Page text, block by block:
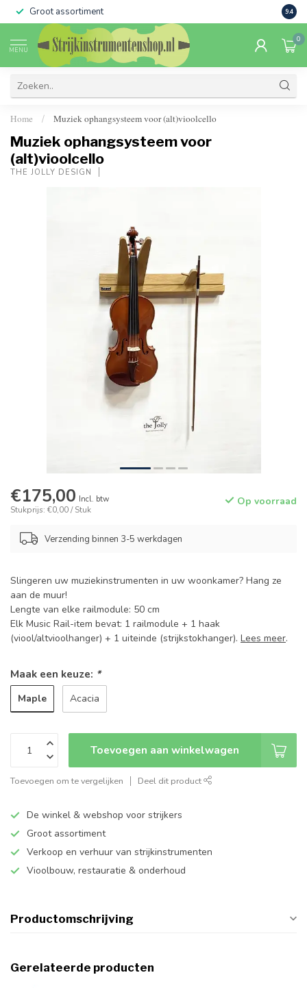
Groot assortiment 9.4
MENU
0
Home / Muziek ophangsysteem voor (alt)vioolcello
Muziek ophangsysteem voor
(alt)vioolcello
THE JOLLY DESIGN
€175,00 Incl. btw
Stukprijs: €0,00 / Stuk
Op voorraad
Verzending binnen 3-5 werkdagen
Slingeren uw muziekinstrumenten in uw woonkamer? Hang ze
aan de muur!
Lengte van elke railmodule: 50 cm
Elk Music Rail-item bevat: 1 railmodule + 1 haak
(viool/altvioolhanger) + 1 uiteinde (strijkstokhanger). Lees meer.
Maak een keuze: *
Maple Acacia
Toevoegen aan winkelwagen
Toevoegen om te vergelijken Deel dit product
De winkel & webshop voor strijkers
Groot assortiment
Verkoop en verhuur van strijkinstrumenten
Vioolbouw, restauratie & onderhoud
Productomschrijving
Gerelateerde producten